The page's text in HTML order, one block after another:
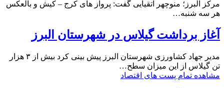
مرکز البرز؛ منوچهر اتقیایی گفت: پرواز های کرج – کیش و بالعکس
هر سه شنبه…
آغاز برداشت گیلاس در شهرستان البرز
مدیر جهاد کشاورزی شهرستان البرز پیش بینی کرد بیش از ۳ هزار
تن گیلاس از این میزان سطح…
مشاهده تمام پست های اقتصاد